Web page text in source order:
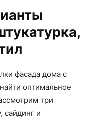
фасада дома с
оптимальное
три
сайдинг и